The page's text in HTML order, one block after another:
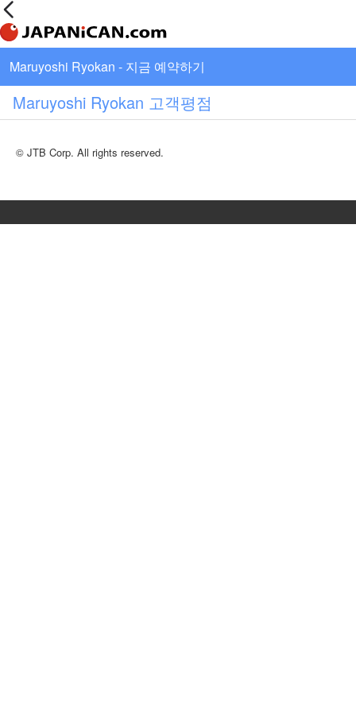
Maruyoshi Ryokan - 지금 예약하기
Maruyoshi Ryokan 고객평점
© JTB Corp. All rights reserved.